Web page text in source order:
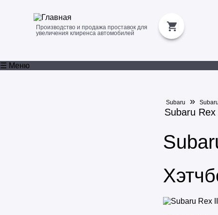
Производство и продажа проставок для
увеличения клиренса автомобилей
☰ Меню
Subaru »
Subaru